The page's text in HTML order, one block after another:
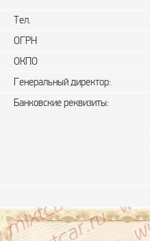
Тел.
ОГРН
ОКПО
Генеральный директор:
Банковские реквизиты: